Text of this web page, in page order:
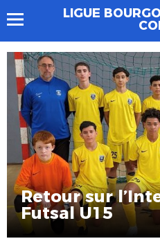
LIGUE
Retour sur
Futsal U15